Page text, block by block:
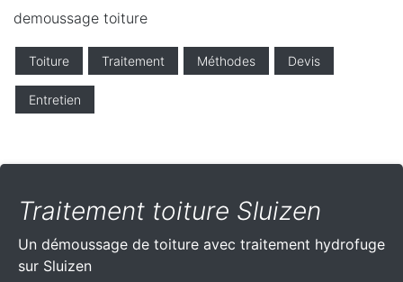
demoussage toiture
Toiture Traitement Méthodes Devis
Entretien
Traitement toiture Sluizen
Un démoussage de toiture avec traitement hydrofuge
sur Sluizen